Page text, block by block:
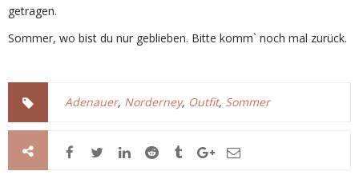
getragen.
Sommer, wo bist du nur geblieben. Bitte komm` noch mal zurück.
Adenauer, Norderney, Outfit, Sommer